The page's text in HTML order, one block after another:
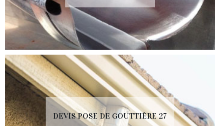
DEVIS POSE DE GOUTTIÈRE 27